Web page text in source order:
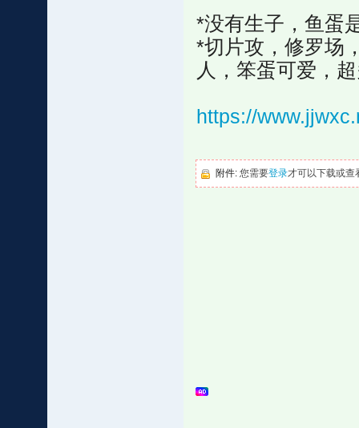
*没有生子，鱼蛋
*切片攻，修罗场
人，笨蛋可爱，
https://
附件: 您需要登录才可以下载或查